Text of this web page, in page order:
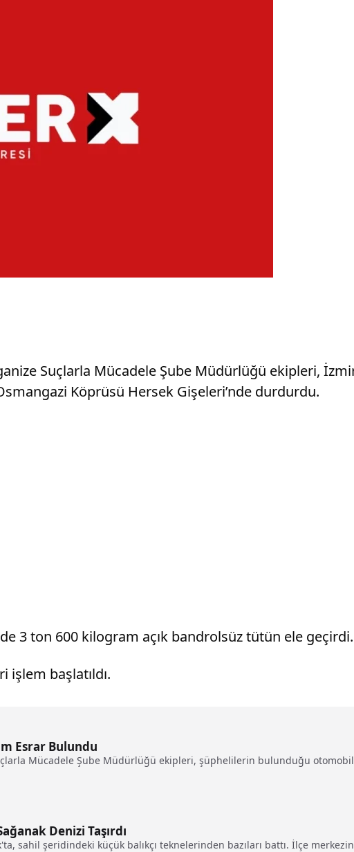
Suçlarla Mücadele Şube Müdürlüğü ekipleri,
Köprüsü Hersek Gişeleri’nde durdurdu.
3 ton 600 kilogram açık bandrolsüz tütün ele geçirdi.
işlem başlatıldı.
Esrar Bulundu
Mücadele Şube Müdürlüğü ekipleri, şüphelilerin bulunduğu
Denizi Taşırdı
sahil şeridindeki küçük balıkçı teknelerinden bazıları battı. İlçe